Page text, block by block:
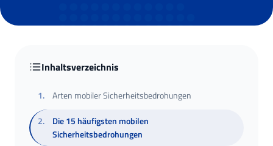
Inhaltsverzeichnis
1.
Arten mobiler Sicherheitsbedrohungen
2.
Die 15 häufigsten mobilen
Sicherheitsbedrohungen